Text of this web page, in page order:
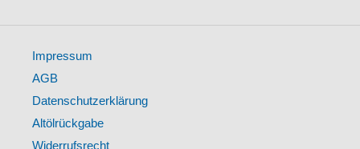
Impressum
AGB
Datenschutzerklärung
Altölrückgabe
Widerrufsrecht